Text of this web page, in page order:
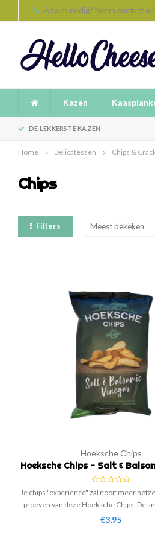
Advies nodig? Neem contact
Kazen
DE LEKKERSTE KAZEN
Home Delicatessen Chips &
Chips
Filters Meest bekeken
Hoeksche Chips
Hoeksche Chips - Salt &
Je chips "experience" zal nooit meer
proeven van deze Hoeksche Chips. De
chips is het belangrijkste uitgangspunt.
€3,95